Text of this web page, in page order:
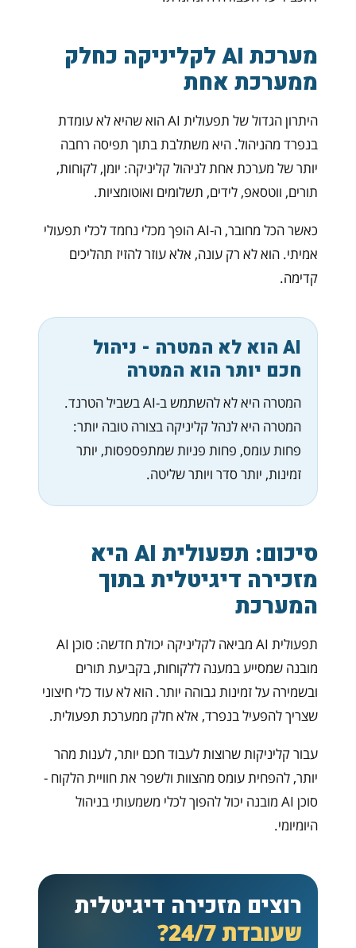
מערכת AI לקליניקה כחלק
ממערכת אחת
היתרון הגדול של תפעולית AI הוא שהיא לא עומדת
בנפרד מהניהול. היא משתלבת בתוך תפיסה רחבה
יותר של מערכת אחת לניהול קליניקה: יומן, לקוחות,
תורים, ווטסאפ, לידים, תשלומים ואוטומציות.
כאשר הכל מחובר, ה-AI הופך מכלי נחמד לכלי תפעולי
אמיתי. הוא לא רק עונה, אלא עוזר להזיז תהליכים
קדימה.
AI הוא לא המטרה - ניהול
חכם יותר הוא המטרה
המטרה היא לא להשתמש ב-AI בשביל הטרנד.
המטרה היא לנהל קליניקה בצורה טובה יותר:
פחות עומס, פחות פניות שמתפספסות, יותר
זמינות, יותר סדר ויותר שליטה.
סיכום: תפעולית AI היא
מזכירה דיגיטלית בתוך
המערכת
תפעולית AI מביאה לקליניקה יכולת חדשה: סוכן AI
מובנה שמסייע במענה ללקוחות, בקביעת תורים
ובשמירה על זמינות גבוהה יותר. הוא לא עוד כלי חיצוני
שצריך להפעיל בנפרד, אלא חלק ממערכת תפעולית.
עבור קליניקות שרוצות לעבוד חכם יותר, לענות מהר
יותר, להפחית עומס מהצוות ולשפר את חוויית הלקוח -
סוכן AI מובנה יכול להפוך לכלי משמעותי בניהול
היומיומי.
רוצים מזכירה דיגיטלית
שעובדת 24/7?